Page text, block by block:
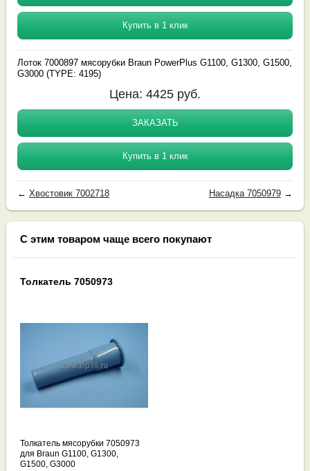
Купить в 1 клик
Лоток 7000897 мясорубки Braun PowerPlus G1100, G1300, G1500,
G3000 (TYPE: 4195)
Цена: 4425 руб.
ЗАКАЗАТЬ
Купить в 1 клик
←Хвостовик 7002718 Насадка 7050979→
С этим товаром чаще всего покупают
Толкатель 7050973
Толкатель мясорубки 7050973
для Braun G1100, G1300,
G1500, G3000